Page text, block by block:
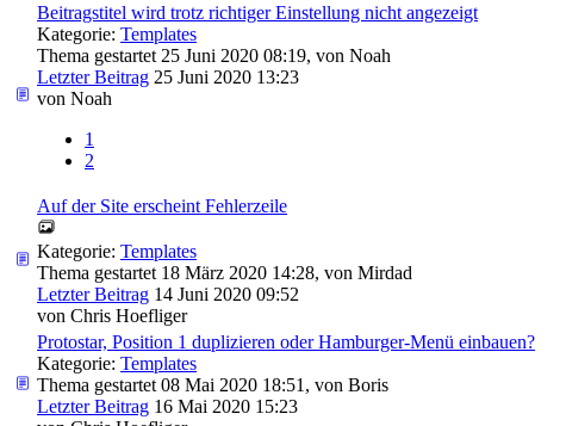
Beitragstitel wird trotz richtiger Einstellung nicht angezeigt
Kategorie: Templates
Thema gestartet 25 Juni 2020 08:19, von Noah
Letzter Beitrag 25 Juni 2020 13:23
von Noah
1
2
Auf der Site erscheint Fehlerzeile
Kategorie: Templates
Thema gestartet 18 März 2020 14:28, von Mirdad
Letzter Beitrag 14 Juni 2020 09:52
von Chris Hoefliger
Protostar, Position 1 duplizieren oder Hamburger-Menü einbauen?
Kategorie: Templates
Thema gestartet 08 Mai 2020 18:51, von Boris
Letzter Beitrag 16 Mai 2020 15:23